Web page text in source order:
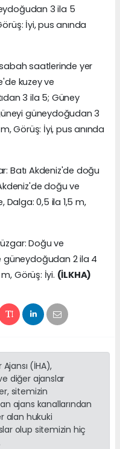
3 ila 5
İyi, pus anında
sabah saatlerinde yer
kuzey ve
3 ila 5; Güney
güneydoğudan 3
Görüş: İyi, pus anında
Batı Akdeniz'de doğu
doğu ve
0,5 ila 1,5 m,
Doğu ve
2 ila 4
Görüş: İyi. (İLKHA)
(İHA),
diğer ajanslar
sitemizin
ajans kanallarından
alan hukuki
olup sitemizin hiç